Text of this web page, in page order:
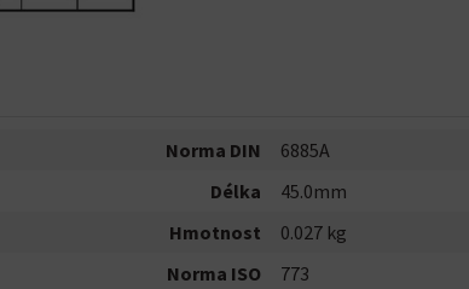
Norma DIN
6885A
Délka
45.0mm
Hmotnost
0.027 kg
Norma ISO
773